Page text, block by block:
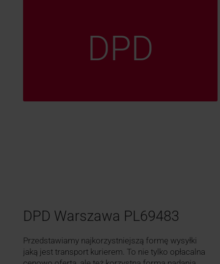
DPD
DPD Warszawa PL69483
Przedstawiamy najkorzystniejszą formę wysyłki
jaką jest transport kurierem. To nie tylko opłacalna